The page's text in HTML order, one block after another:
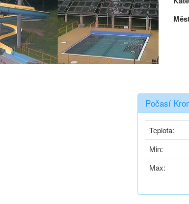
Počasí
Teplota:
Min:
Max: